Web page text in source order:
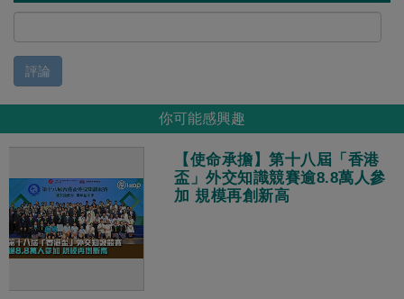
評論
你可能感興趣
【使命承擔】第十八屆「香港
盃」外交知識競賽逾8.8萬人參
加 規模再創新高